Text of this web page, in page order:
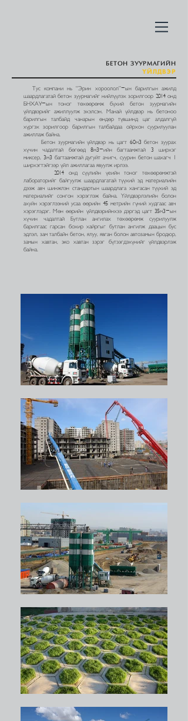
БЕТОН ЗУУРМАГИЙН
ҮЙЛДВЭР
Тус компани нь “Эрин хороолол”-ын барилгын ажилд
шаардлагатай бетон зуурмагийг нийлүүлэх зорилгоор 2014 онд
БНХАУ-ын тоног төхөөрөмж бүхий бетон зуурмагийн
үйлдвэрийг ажиллуулж эхэлсэн. Манай үйлдвэр нь бетоноо
барилгын талбайд чанарын өндөр түвшинд цаг алдалгүй
хүргэх зорилгоор барилгын талбайдаа ойрхон суурилуулан
ажиллаж байна.
Бетон зуурмагийн үйлдвэр нь цагт 60м3 бетон зуурах
хүчин чадалтай бөгөөд 8м3-ийн багтаамжтай 3 ширхэг
миксер, 3м3 багтаамжтай дугуйт ачигч, суурин бетон шахагч 1
ширхэгтэйгээр үйл ажиллагаа явуулж ирлээ.
2014 онд сүүлийн үеийн тоног төхөөрөмжтэй
лабораторийг байгуулж шаардлагатай түүхий эд материалийн
дээж авч шинжлэн стандартын шаардлага хангасан түүхий эд
материалийг сонгон хэрэглэж байна. Үйлдвэрлэлийн болон
ахуйн хэрэглээний усаа өөрийн 45 метрийн гүний худгаас авч
хэрэглэдэг. Мөн өөрийн үйлдвэрийнхээ дэргэд цагт 35м3-ын
хүчин чадалтай Бутлан ангилах төхөөрөмж суурилуулж
барилгаас гарсан бохир хайргыг бутлан ангилж даацын бус
эдлэл, зам талбайн бетон, ялуу, явган болон автозамын бродюр,
замын хавтан, эко хавтан зэрэг бүтээгдэхүнийг үйлдвэрлэж
байна.